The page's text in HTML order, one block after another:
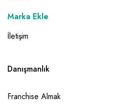
Marka Ekle
İletişim
Danışmanlık
Franchise Almak